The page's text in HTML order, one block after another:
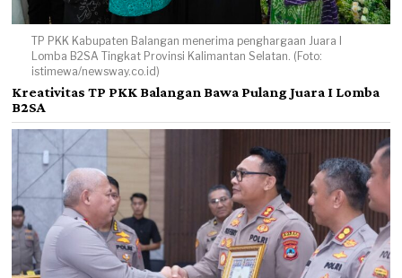
TP PKK Kabupaten Balangan menerima penghargaan Juara I
Lomba B2SA Tingkat Provinsi Kalimantan Selatan. (Foto:
istimewa/newsway.co.id)
Kreativitas TP PKK Balangan Bawa Pulang Juara I Lomba
B2SA